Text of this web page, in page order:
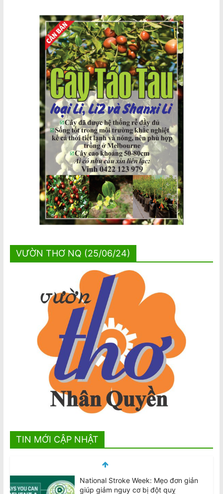
VƯỜN THƠ NQ (25/06/24)
TIN MỚI CẬP NHẬT
National Stroke Week: Mẹo đơn giản
giúp giảm nguy cơ bị đột quỵ